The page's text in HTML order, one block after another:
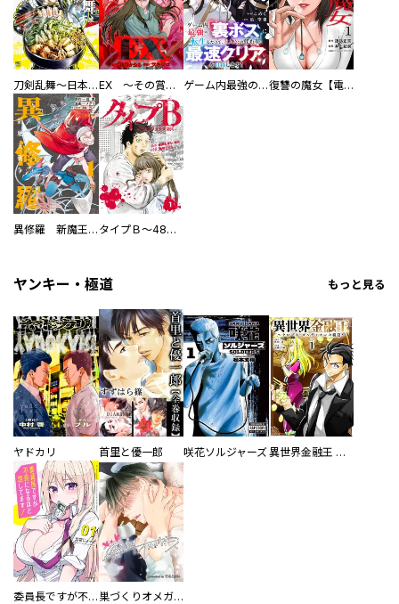
刀剣乱舞～日本号つれづれ酒～ EX ～その賞金稼ぎは、世界の出口を探す～【単行本版】 ゲーム内最強の『裏ボス』に転生したので、主人公の代わりに最速クリアを目指します！【電子単行本版】 復讐の魔女【電子単行本版】
異修羅 新魔王戦争 タイプＢ～48時間後、致死率100％～【単話】
ヤンキー・極道 もっと見る
ヤドカリ 首里と優一郎 咲花ソルジャーズ 異世界金融王 ～クローネ・ゴルディオンの覇道～
委員長ですが不良になるほど恋してます！ 巣づくりオメガバース